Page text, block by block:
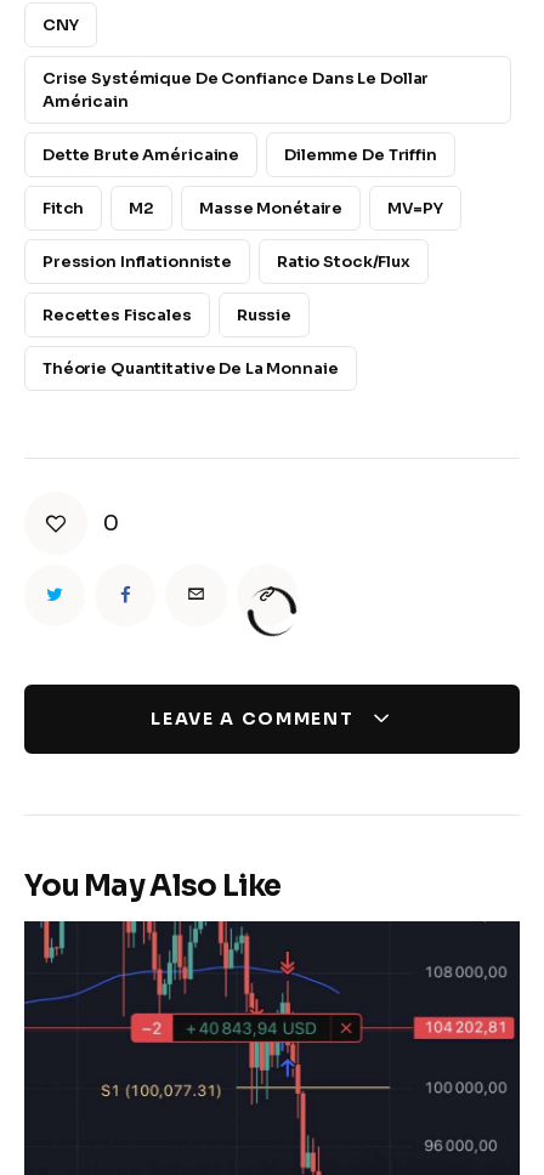
CNY
Crise Systémique De Confiance Dans Le Dollar
Américain
Dette Brute Américaine Dilemme De Triffin
Fitch M2 Masse Monétaire MV=PY
Pression Inflationniste Ratio Stock/Flux
Recettes Fiscales Russie
Théorie Quantitative De La Monnaie
0
LEAVE A COMMENT
You May Also Like